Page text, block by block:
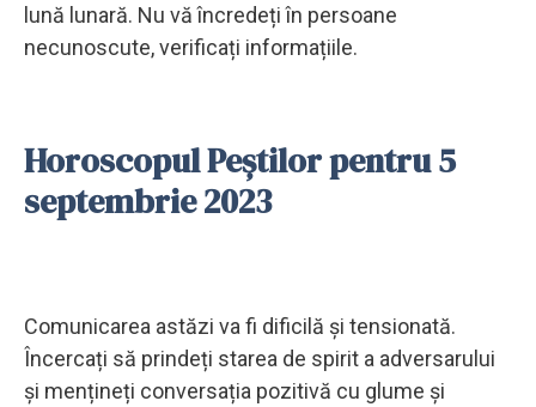
lună lunară. Nu vă încredeți în persoane
necunoscute, verificați informațiile.
Horoscopul Peștilor pentru 5
septembrie 2023
Comunicarea astăzi va fi dificilă și tensionată.
Încercați să prindeți starea de spirit a adversarului
și mențineți conversația pozitivă cu glume și